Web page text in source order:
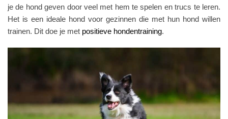
je de hond geven door veel met hem te spelen en trucs te leren.
Het is een ideale hond voor gezinnen die met hun hond willen
trainen. Dit doe je met positieve hondentraining.